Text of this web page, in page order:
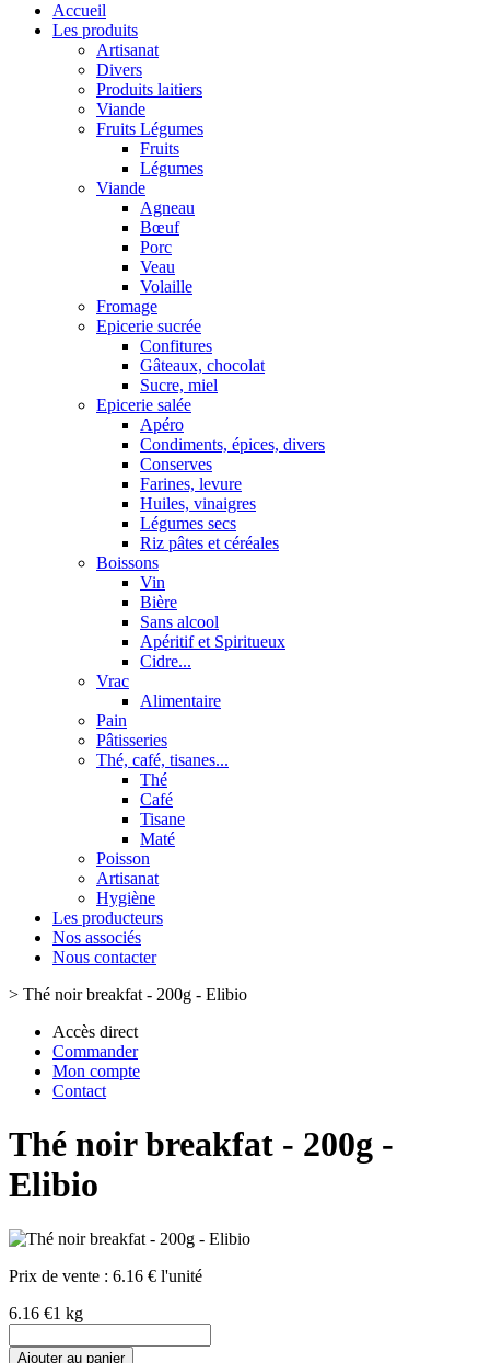
Accueil
Les produits
Artisanat
Divers
Produits laitiers
Viande
Fruits Légumes
Fruits
Légumes
Viande
Agneau
Bœuf
Porc
Veau
Volaille
Fromage
Epicerie sucrée
Confitures
Gâteaux, chocolat
Sucre, miel
Epicerie salée
Apéro
Condiments, épices, divers
Conserves
Farines, levure
Huiles, vinaigres
Légumes secs
Riz pâtes et céréales
Boissons
Vin
Bière
Sans alcool
Apéritif et Spiritueux
Cidre...
Vrac
Alimentaire
Pain
Pâtisseries
Thé, café, tisanes...
Thé
Café
Tisane
Maté
Poisson
Artisanat
Hygiène
Les producteurs
Nos associés
Nous contacter
> Thé noir breakfat - 200g - Elibio
Accès direct
Commander
Mon compte
Contact
Thé noir breakfat - 200g -
Elibio
Prix de vente : 6.16 € l'unité
6.16 €1 kg
Ajouter au panier